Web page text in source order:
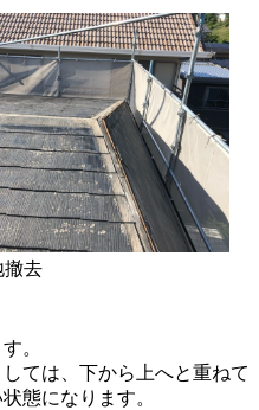
去
。
ては、下から上へと重ねて
態になります。